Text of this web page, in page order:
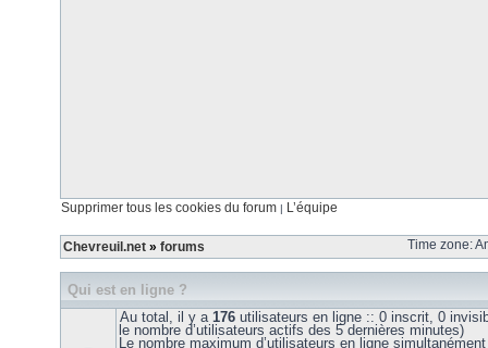
Supprimer tous les cookies du forum | L’équipe
Chevreuil.net » forums Time zone:
Qui est en ligne ?
Au total, il y a 176 utilisateurs en ligne :: 0 inscrit, 0
le nombre d’utilisateurs actifs des 5 dernières minutes)
Le nombre maximum d’utilisateurs en ligne